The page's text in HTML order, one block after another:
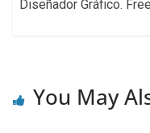
Diseñador Gráfico.
You May